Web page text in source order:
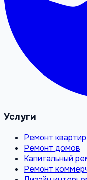
Услуги
Ремонт квартир
Ремонт домов
Капитальный
Ремонт